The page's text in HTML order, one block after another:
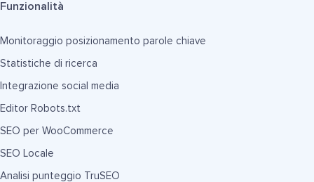
Funzionalità
Monitoraggio posizionamento parole chiave
Statistiche di ricerca
Integrazione social media
Editor Robots.txt
SEO per WooCommerce
SEO Locale
Analisi punteggio TruSEO